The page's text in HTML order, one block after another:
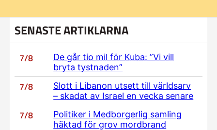
SENASTE ARTIKLARNA
7/8
De går tio mil för Kuba: ”Vi vill
bryta tystnaden”
7/8
Slott i Libanon utsett till världsarv
– skadat av Israel en vecka senare
7/8
Politiker i Medborgerlig samling
häktad för grov mordbrand